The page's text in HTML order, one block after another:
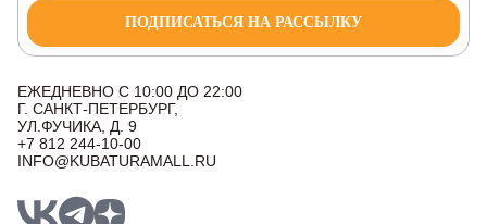
ПОДПИСАТЬСЯ НА РАССЫЛКУ
ЕЖЕДНЕВНО С 10:00 ДО 22:00
Г. САНКТ-ПЕТЕРБУРГ,
УЛ.ФУЧИКА, Д. 9
+7 812 244-10-00
INFO@KUBATURAMALL.RU